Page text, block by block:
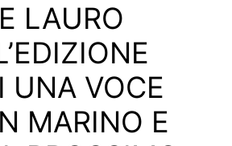
LAURO
UNA VOCE
MARINO E